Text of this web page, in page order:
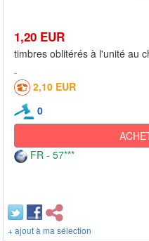
1,20 EUR
timbres oblitérés à l'unité au
2,10 EUR
0
FR - 57***
+ ajout à ma sélection